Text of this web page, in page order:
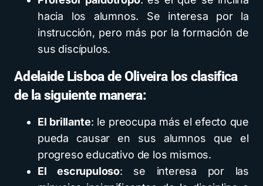
hacia los alumnos. Se interesa por la
instrucción, pero más por la formación de
sus discípulos.
Adelaide Lisboa de Oliveira los clasifica
de la siguiente manera:
El brillante: le preocupa más el efecto que
pueda causar en sus alumnos que el
progreso educativo de los mismos.
El escrupuloso: se interesa por las